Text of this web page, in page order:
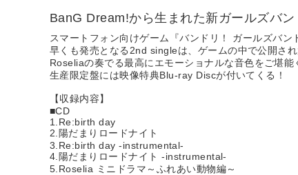
BanG Dream!から生まれた新ガールズバ
スマートフォン向けゲーム『バンドリ！ ガールズバ
早くも発売となる2nd singleは、ゲームの中で公開さ
Roseliaの奏でる最高にエモーショナルな音色をご堪能
生産限定盤には映像特典Blu-ray Discが付いてくる！
【収録内容】
■CD
1.Re:birth day
2.陽だまりロードナイト
3.Re:birth day -instrumental-
4.陽だまりロードナイト -instrumental-
5.Roselia ミニドラマ～ふれあい動物編～